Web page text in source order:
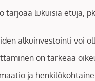
lukuisia etuja,
alkuinvestointi voi
on tärkeää
ja